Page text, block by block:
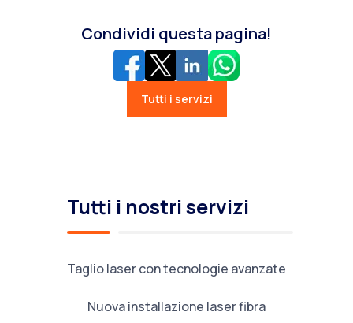
Condividi questa pagina!
Tutti i servizi
Tutti i nostri servizi
Taglio laser con tecnologie avanzate
Nuova installazione laser fibra